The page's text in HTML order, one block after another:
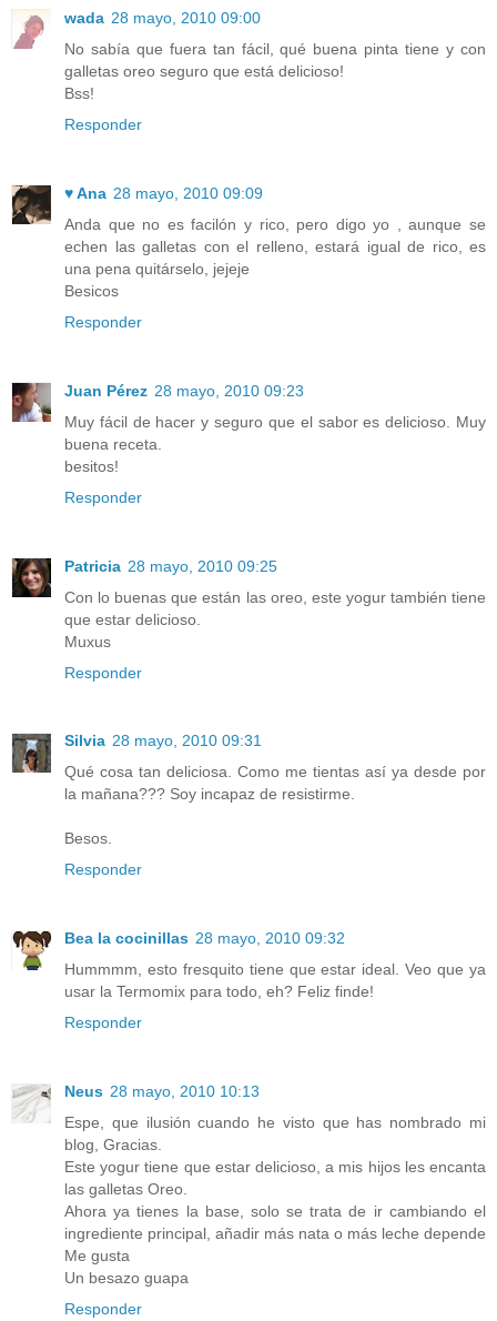
wada 28 mayo, 2010 09:00
No sabía que fuera tan fácil, qué buena pinta tiene y con
galletas oreo seguro que está delicioso!
Bss!
Responder
♥ Ana 28 mayo, 2010 09:09
Anda que no es facilón y rico, pero digo yo , aunque se
echen las galletas con el relleno, estará igual de rico, es
una pena quitárselo, jejeje
Besicos
Responder
Juan Pérez 28 mayo, 2010 09:23
Muy fácil de hacer y seguro que el sabor es delicioso. Muy
buena receta.
besitos!
Responder
Patricia 28 mayo, 2010 09:25
Con lo buenas que están las oreo, este yogur también tiene
que estar delicioso.
Muxus
Responder
Silvia 28 mayo, 2010 09:31
Qué cosa tan deliciosa. Como me tientas así ya desde por
la mañana??? Soy incapaz de resistirme.
Besos.
Responder
Bea la cocinillas 28 mayo, 2010 09:32
Hummmm, esto fresquito tiene que estar ideal. Veo que ya
usar la Termomix para todo, eh? Feliz finde!
Responder
Neus 28 mayo, 2010 10:13
Espe, que ilusión cuando he visto que has nombrado mi
blog, Gracias.
Este yogur tiene que estar delicioso, a mis hijos les encanta
las galletas Oreo.
Ahora ya tienes la base, solo se trata de ir cambiando el
ingrediente principal, añadir más nata o más leche depende
Me gusta
Un besazo guapa
Responder